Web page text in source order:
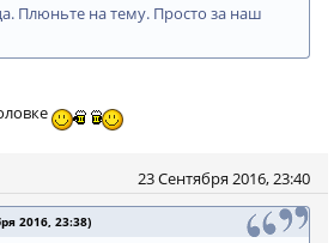
Плюньте на тему. Просто за наш
23 Сентября 2016, 23:40
2016, 23:38)